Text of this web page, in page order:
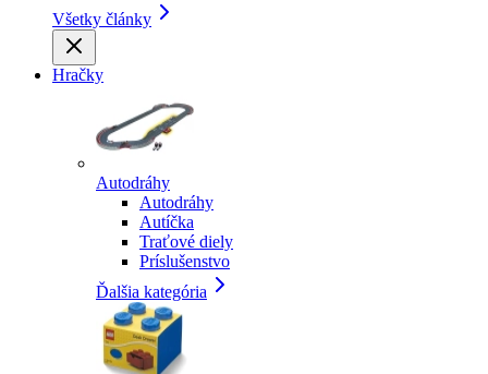
Všetky články
Hračky
Autodráhy
Autodráhy
Autíčka
Traťové diely
Príslušenstvo
Ďalšia kategória